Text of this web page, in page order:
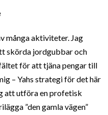
många aktiviteter. Jag
skörda jordgubbar och
för att tjäna pengar till
– Yahs strategi för det här
att utföra en profetisk
”den gamla vägen”